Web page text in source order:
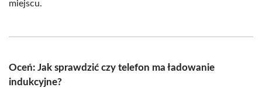
miejscu.
Oceń: Jak sprawdzić czy telefon ma ładowanie
indukcyjne?